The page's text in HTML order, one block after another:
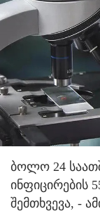
ბოლო 24
ინფიცირების
შემთხვევა, -